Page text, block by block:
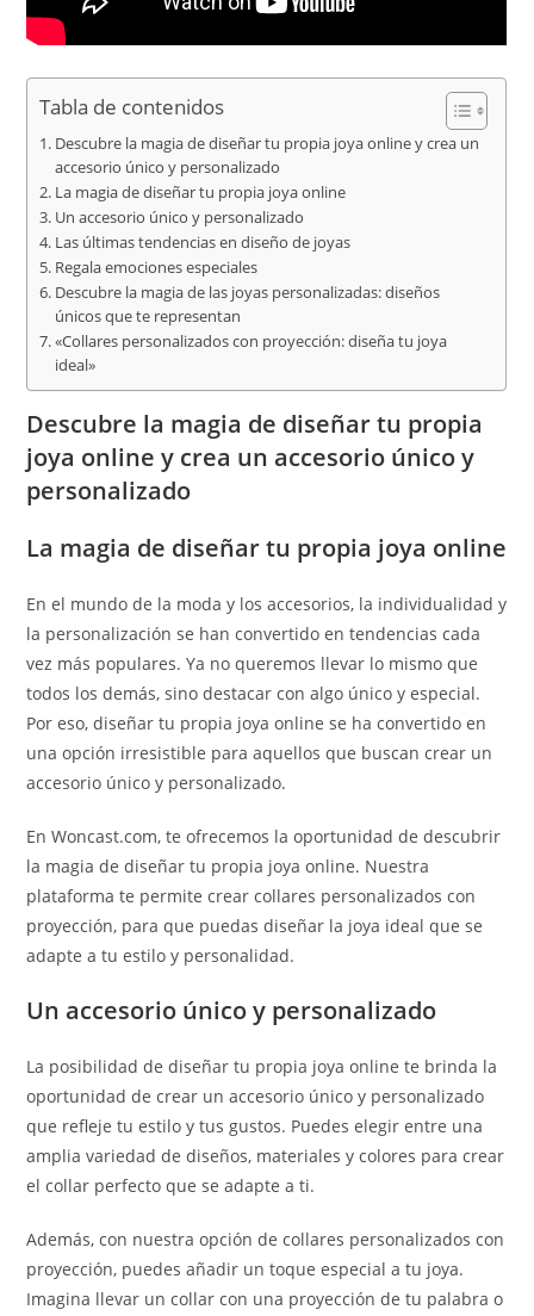
Tabla de contenidos
Descubre la magia de diseñar tu propia joya online y crea un
accesorio único y personalizado
La magia de diseñar tu propia joya online
Un accesorio único y personalizado
Las últimas tendencias en diseño de joyas
Regala emociones especiales
Descubre la magia de las joyas personalizadas: diseños
únicos que te representan
«Collares personalizados con proyección: diseña tu joya
ideal»
Descubre la magia de diseñar tu propia
joya online y crea un accesorio único y
personalizado
La magia de diseñar tu propia joya online
En el mundo de la moda y los accesorios, la individualidad y
la personalización se han convertido en tendencias cada
vez más populares. Ya no queremos llevar lo mismo que
todos los demás, sino destacar con algo único y especial.
Por eso, diseñar tu propia joya online se ha convertido en
una opción irresistible para aquellos que buscan crear un
accesorio único y personalizado.
En Woncast.com, te ofrecemos la oportunidad de descubrir
la magia de diseñar tu propia joya online. Nuestra
plataforma te permite crear collares personalizados con
proyección, para que puedas diseñar la joya ideal que se
adapte a tu estilo y personalidad.
Un accesorio único y personalizado
La posibilidad de diseñar tu propia joya online te brinda la
oportunidad de crear un accesorio único y personalizado
que refleje tu estilo y tus gustos. Puedes elegir entre una
amplia variedad de diseños, materiales y colores para crear
el collar perfecto que se adapte a ti.
Además, con nuestra opción de collares personalizados con
proyección, puedes añadir un toque especial a tu joya.
Imagina llevar un collar con una proyección de tu palabra o